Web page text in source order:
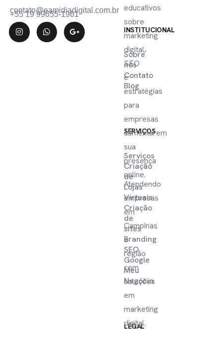
contato@eamidiadigital.com.br
+55 19 99655-1961
INSTITUCIONAL
Sobre
nós
Contato
Blog
SERVIÇOS
Serviços
Criação
de
Lojas
Virtuais
Criação
de
sites
Branding
SEO
Google
Meu
Negócio
LEGAL
educativos
sobre
marketing
digital,
SEO
e
estratégias
para
empresas
aumentarem
sua
presença
online.
Atendendo
empresas
em
Campinas
e
região
com
soluções
em
marketing
digital.